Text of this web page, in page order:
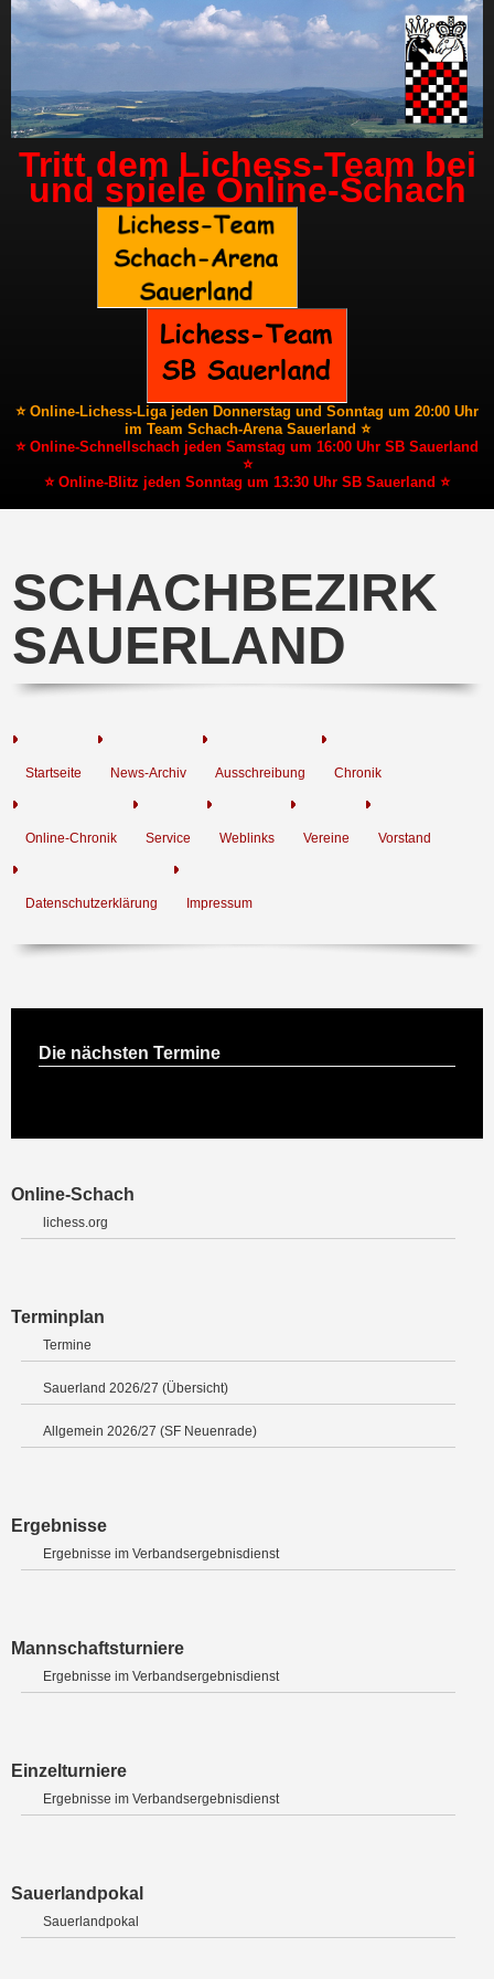
Tritt dem Lichess-Team bei
und spiele Online-Schach
⭐ Online-Lichess-Liga jeden Donnerstag und Sonntag um 20:00 Uhr
im Team Schach-Arena Sauerland ⭐
⭐ Online-Schnellschach jeden Samstag um 16:00 Uhr SB Sauerland
⭐
⭐ Online-Blitz jeden Sonntag um 13:30 Uhr SB Sauerland ⭐
SCHACHBEZIRK
SAUERLAND
Startseite News-Archiv Ausschreibung Chronik
Online-Chronik Service Weblinks Vereine Vorstand
Datenschutzerklärung Impressum
Die nächsten Termine
Online-Schach
lichess.org
Terminplan
Termine
Sauerland 2026/27 (Übersicht)
Allgemein 2026/27 (SF Neuenrade)
Ergebnisse
Ergebnisse im Verbandsergebnisdienst
Mannschaftsturniere
Ergebnisse im Verbandsergebnisdienst
Einzelturniere
Ergebnisse im Verbandsergebnisdienst
Sauerlandpokal
Sauerlandpokal